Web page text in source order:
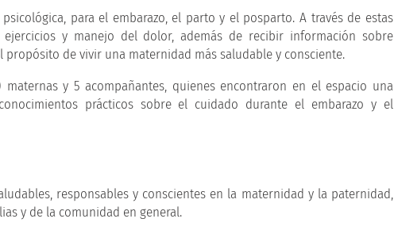
para el embarazo, el parto y el posparto. A través de estas
y manejo del dolor, además de recibir información sobre
de vivir una maternidad más saludable y consciente.
y 5 acompañantes, quienes encontraron en el espacio una
prácticos sobre el cuidado durante el embarazo y el
responsables y conscientes en la maternidad y la paternidad,
y de la comunidad en general.